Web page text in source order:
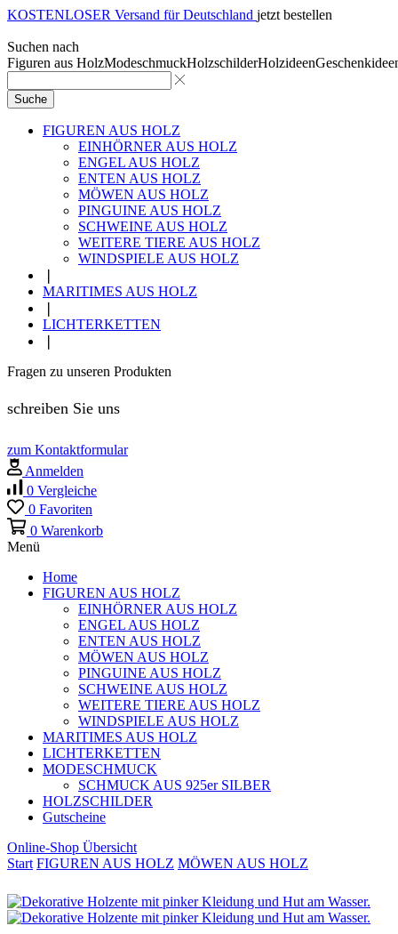
KOSTENLOSER Versand für Deutschland jetzt bestellen
Suchen nach
Figuren aus HolzModeschmuckHolzschilderHolzideen
Suche
FIGUREN AUS HOLZ
EINHÖRNER AUS HOLZ
ENGEL AUS HOLZ
ENTEN AUS HOLZ
MÖWEN AUS HOLZ
PINGUINE AUS HOLZ
SCHWEINE AUS HOLZ
WEITERE TIERE AUS HOLZ
WINDSPIELE AUS HOLZ
MARITIMES AUS HOLZ
LICHTERKETTEN
Fragen zu unseren Produkten
schreiben Sie uns
zum Kontaktformular
Anmelden
0 Vergleiche
0 Favoriten
0 Warenkorb
Menü
Home
FIGUREN AUS HOLZ
EINHÖRNER AUS HOLZ
ENGEL AUS HOLZ
ENTEN AUS HOLZ
MÖWEN AUS HOLZ
PINGUINE AUS HOLZ
SCHWEINE AUS HOLZ
WEITERE TIERE AUS HOLZ
WINDSPIELE AUS HOLZ
MARITIMES AUS HOLZ
LICHTERKETTEN
MODESCHMUCK
SCHMUCK AUS 925er SILBER
HOLZSCHILDER
Gutscheine
Online-Shop Übersicht
Start FIGUREN AUS HOLZ MÖWEN AUS HOLZ